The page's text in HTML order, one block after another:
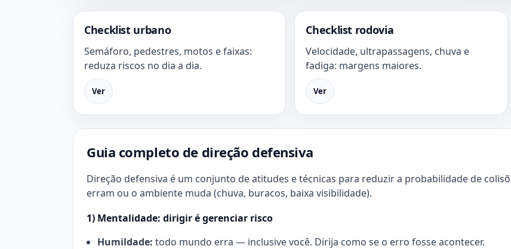
Checklist urbano
Semáforo, pedestres, motos e faixas:
reduza riscos no dia a dia.
Ver
Checklist rodovia
Velocidade, ultrapassagens, chuva e
fadiga: margens maiores.
Ver
Guia completo de direção defensiva
Direção defensiva é um conjunto de atitudes e técnicas para reduzir a probabilidade de
erram ou o ambiente muda (chuva, buracos, baixa visibilidade).
1) Mentalidade: dirigir é gerenciar risco
Humildade: todo mundo erra — inclusive você. Dirija como se o erro fosse acontecer.